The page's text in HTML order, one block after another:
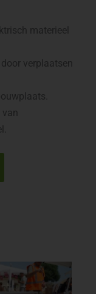
materieel
verplaatsen